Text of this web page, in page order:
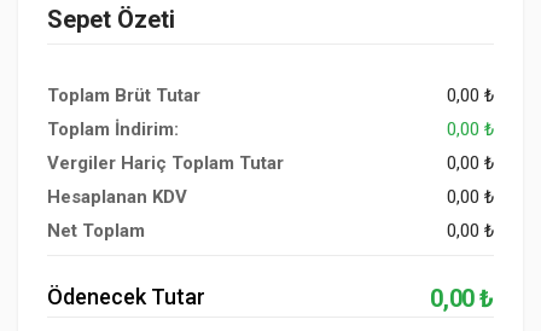
Sepet Özeti
Toplam Brüt Tutar
0,00 ₺
Toplam İndirim:
0,00 ₺
Vergiler Hariç Toplam Tutar
0,00 ₺
Hesaplanan KDV
0,00 ₺
Net Toplam
0,00 ₺
Ödenecek Tutar 0,00 ₺